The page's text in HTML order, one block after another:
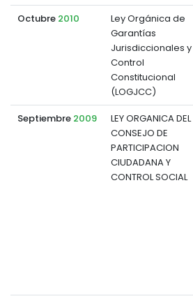
Octubre 2010
Ley Orgánica de
Garantías
Jurisdiccionales y
Control
Constitucional
(LOGJCC)
Septiembre 2009
LEY ORGANICA DEL
CONSEJO DE
PARTICIPACION
CIUDADANA Y
CONTROL SOCIAL